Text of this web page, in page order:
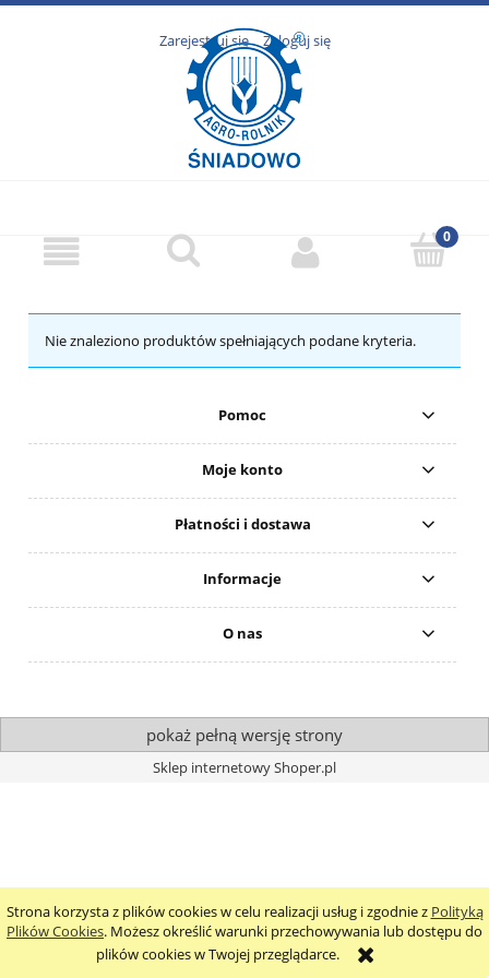
Strona korzysta z plików cookies w celu realizacji usług i zgodnie z Polityką
Plików Cookies. Możesz określić warunki przechowywania lub dostępu do
plików cookies w Twojej przeglądarce.
Zarejestruj się Zaloguj się
Nie znaleziono produktów spełniających podane kryteria.
Pomoc
Moje konto
Płatności i dostawa
Informacje
O nas
pokaż pełną wersję strony
Sklep internetowy Shoper.pl